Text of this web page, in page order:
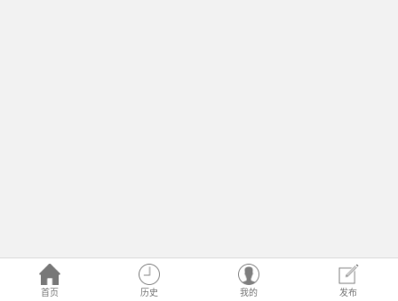
首页 历史 我的 发布